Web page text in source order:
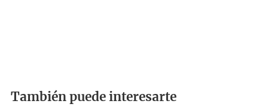
También puede interesarte